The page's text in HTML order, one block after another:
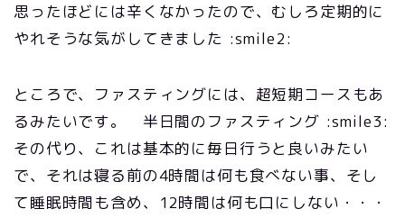
思ったほどには辛くなかったので、むしろ定期的に
やれそうな気がしてきました :smile2:
ところで、ファスティングには、超短期コースもあ
るみたいです。 半日間のファスティング :smile3:
その代り、これは基本的に毎日行うと良いみたい
で、それは寝る前の4時間は何も食べない事、そし
て睡眠時間も含め、12時間は何も口にしない・・・